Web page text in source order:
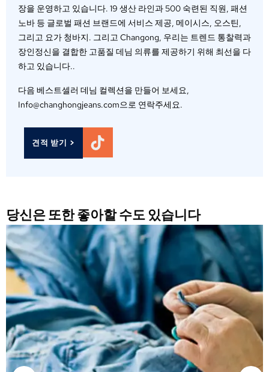
장을 운영하고 있습니다. 19 생산 라인과 500 숙련된 직원, 패션
노바 등 글로벌 패션 브랜드에 서비스 제공, 메이시스, 오스틴,
그리고 요가 청바지. 그리고 Changong, 우리는 트렌드 통찰력과
장인정신을 결합한 고품질 데님 의류를 제공하기 위해 최선을 다
하고 있습니다..
다음 베스트셀러 데님 컬렉션을 만들어 보세요,
Info@changhongjeans.com으로 연락주세요.
견적 받기 >
당신은 또한 좋아할 수도 있습니다